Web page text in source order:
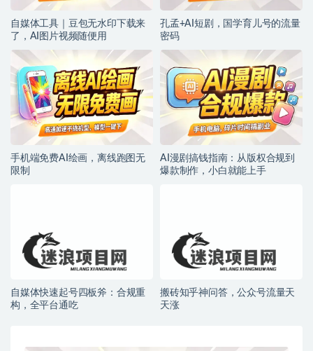
自媒体工具｜豆包无水印下载来
了，AI图片视频随便用
孔孟+AI短剧，国学育儿号的流量
密码
手机端免费AI绘画，离线跑图无
限制
AI漫剧搞钱指南：从版权合规到
爆款制作，小白就能上手
自媒体快速起号四板斧：合规重
构，全平台通吃
搬砖知乎神问答，公众号流量天
天涨